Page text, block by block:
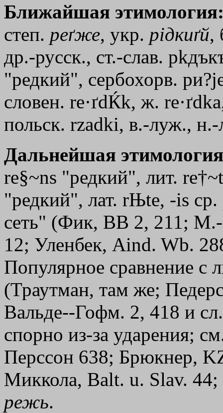
Ближайшая
степ. реґже, укр. рiдкиґй,
др.-русск., ст.-слав. р
"редкий", сербохорв.
словен. re·ґdЌk, ж.
польск. rzadki, в.-луж.,
Дальнейшая
re§~ns "редкий", лит.
"редкий", лат. rЊte, -is
сеть" (Фик, ВВ 2, 211;
12; Уленбек, Aind. Wb.
Популярное сравнение с
(Траутман, там же;
Вальде--Гофм. 2, 418 и
спорно из-за ударения;
Перссон 638; Брюкнер,
Миккола, Ваlt. u. Slav.
режь.